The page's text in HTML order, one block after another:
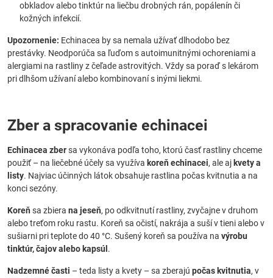
obkladov alebo tinktúr na liečbu drobných rán, popálenín či
kožných infekcií.
Upozornenie: Echinacea by sa nemala užívať dlhodobo bez
prestávky. Neodporúča sa ľuďom s autoimunitnými ochoreniami a
alergiami na rastliny z čeľade astrovitých. Vždy sa poraď s lekárom
pri dlhšom užívaní alebo kombinovaní s inými liekmi.
Zber a spracovanie echinacei
Echinacea zbersa vykonáva podľa toho, ktorú časť rastliny chceme
použiť – na liečebné účely sa využíva koreň echinacei, ale aj kvety a
listy. Najviac účinných látok obsahuje rastlina počas kvitnutia a na
konci sezóny.
Koreň sa zbiera na jeseň, po odkvitnutí rastliny, zvyčajne v druhom
alebo treťom roku rastu. Koreň sa očistí, nakrája a suší v tieni alebo v
sušiarni pri teplote do 40 °C. Sušený koreň sa používa na výrobu
tinktúr, čajov alebo kapsúl .
Nadzemné časti – teda listy a kvety – sa zberajú počas kvitnutia, v